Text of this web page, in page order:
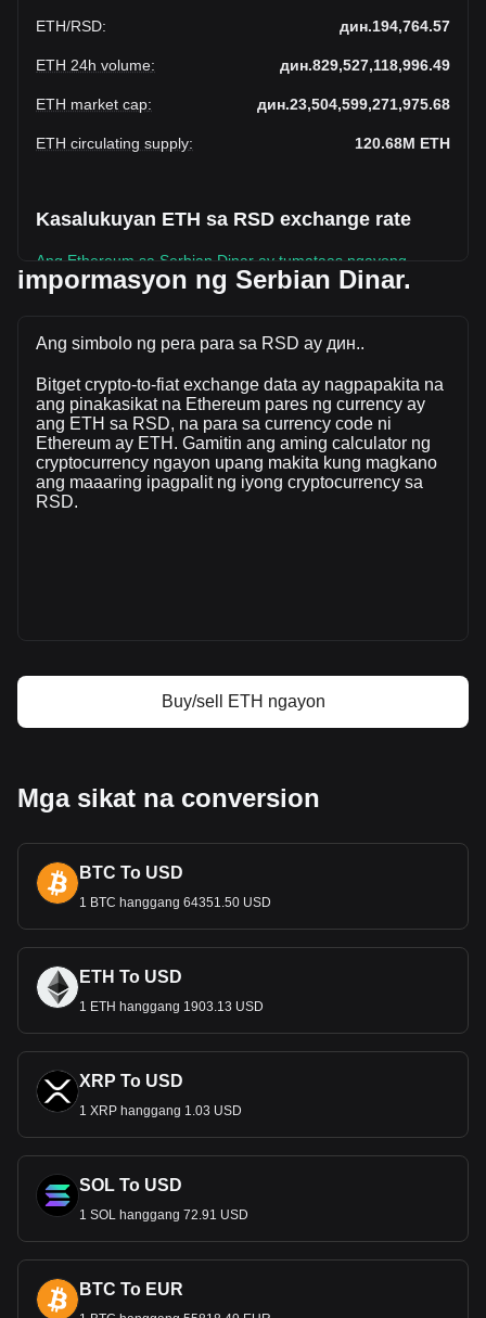
ETH/RSD: дин.194,764.57
ETH 24h volume: дин.829,527,118,996.49
ETH market cap: дин.23,504,599,271,975.68
ETH circulating supply: 120.68M ETH
Kasalukuyan ETH sa RSD exchange rate
Ang Ethereum sa Serbian Dinar ay tumataas ngayong
linggo.
дин.194,764.57 bawat ETH, na may kabuuang market cap
na supply ng \{ 4\} ETH. Ang dami ng kalakalan ng
Ethereum ay nagbago ng -16.46%
(дин.-163,490,405,180.50 RSD) sa nakalipas na 24 na
oras. Huling araw ng trading, ang dami ng kalakalan ay ETH
ay дин.993,017,524,176.99.
impormasyon ng Serbian Dinar.
Ang simbolo ng pera para sa RSD ay дин..
Bitget crypto-to-fiat exchange data ay nagpapakita na
ang pinakasikat na Ethereum pares ng currency ay
ang ETH sa RSD, na para sa currency code ni
Ethereum ay ETH. Gamitin ang aming calculator ng
cryptocurrency ngayon upang makita kung magkano
ang maaaring ipagpalit ng iyong cryptocurrency sa
RSD.
Buy/sell ETH ngayon
Mga sikat na conversion
BTC To USD
1 BTC hanggang 64351.50 USD
ETH To USD
1 ETH hanggang 1903.13 USD
XRP To USD
1 XRP hanggang 1.03 USD
SOL To USD
1 SOL hanggang 72.91 USD
BTC To EUR